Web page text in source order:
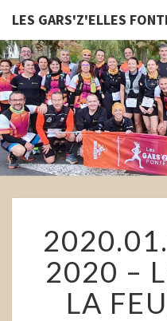
LES GARS'Z'ELLES
2020 –
LA